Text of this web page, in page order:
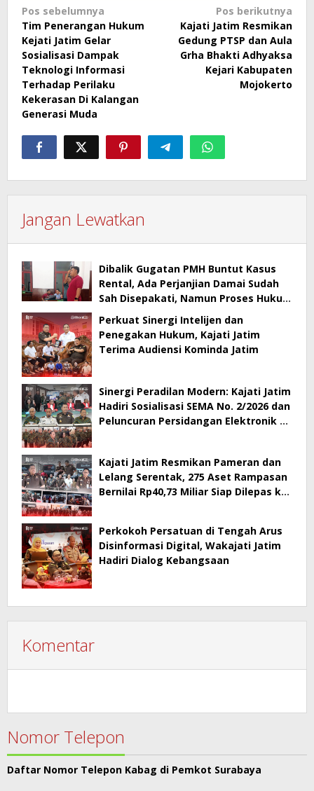
Navigasi
pos
Pos sebelumnya
Tim Penerangan Hukum
Kejati Jatim Gelar
Sosialisasi Dampak
Teknologi Informasi
Terhadap Perilaku
Kekerasan Di Kalangan
Generasi Muda
Pos berikutnya
Kajati Jatim Resmikan
Gedung PTSP dan Aula
Grha Bhakti Adhyaksa
Kejari Kabupaten
Mojokerto
Jangan Lewatkan
Dibalik Gugatan PMH Buntut Kasus
Rental, Ada Perjanjian Damai Sudah
Sah Disepakati, Namun Proses Hukum
Berlanjut
Perkuat Sinergi Intelijen dan
Penegakan Hukum, Kajati Jatim
Terima Audiensi Kominda Jatim
Sinergi Peradilan Modern: Kajati Jatim
Hadiri Sosialisasi SEMA No. 2/2026 dan
Peluncuran Persidangan Elektronik di
Kajati Jatim Resmikan Pameran dan
Lelang Serentak, 275 Aset Rampasan
Bernilai Rp40,73 Miliar Siap Dilepas ke
Perkokoh Persatuan di Tengah Arus
Disinformasi Digital, Wakajati Jatim
Hadiri Dialog Kebangsaan
Komentar
Nomor Telepon
Daftar Nomor Telepon Kabag di Pemkot Surabaya